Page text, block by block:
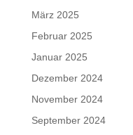
März 2025
Februar 2025
Januar 2025
Dezember 2024
November 2024
September 2024